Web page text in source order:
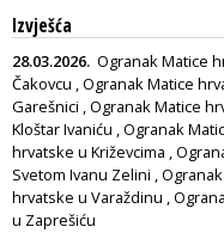
Izvješća
28.03.2026. Ogranak Matice
Čakovcu ,Ogranak Matice
Garešnici ,Ogranak Matice
Kloštar Ivaniću ,Ogranak
hrvatske u Križevcima ,
Svetom Ivanu Zelini ,
hrvatske u Varaždinu ,
u Zaprešiću